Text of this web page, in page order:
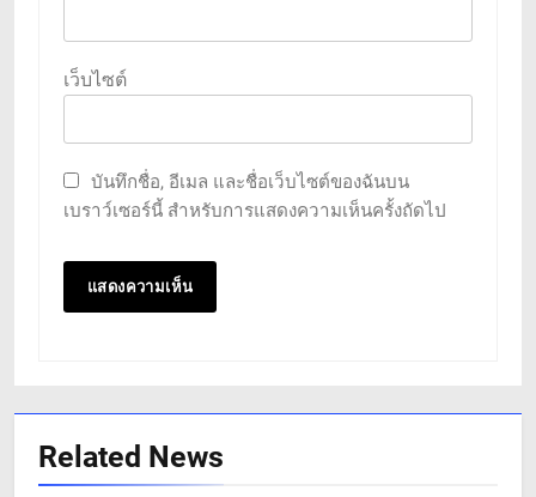
เว็บไซต์
บันทึกชื่อ, อีเมล และชื่อเว็บไซต์ของฉันบน
เบราว์เซอร์นี้ สำหรับการแสดงความเห็นครั้งถัดไป
Related News